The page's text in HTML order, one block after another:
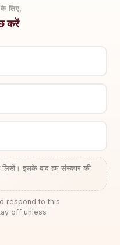
लिए,
करें
लिखें। इसके बाद हम संस्कार की
respond to this
off unless